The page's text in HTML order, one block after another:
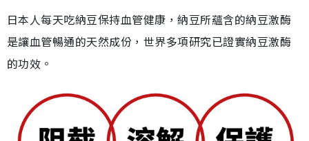
日本人每天吃納豆保持血管健康，納豆所蘊含的納豆激酶
是讓血管暢通的天然成份，世界多項研究已證實納豆激酶
的功效。